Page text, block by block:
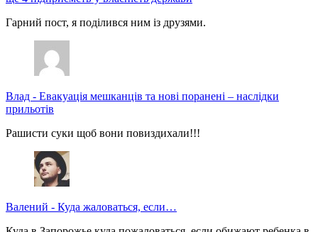
Гарний пост, я поділився ним із друзями.
Влад - Евакуація мешканців та нові поранені – наслідки
прильотів
Рашисти суки щоб вони повиздихали!!!
Валений - Куда жаловаться, если…